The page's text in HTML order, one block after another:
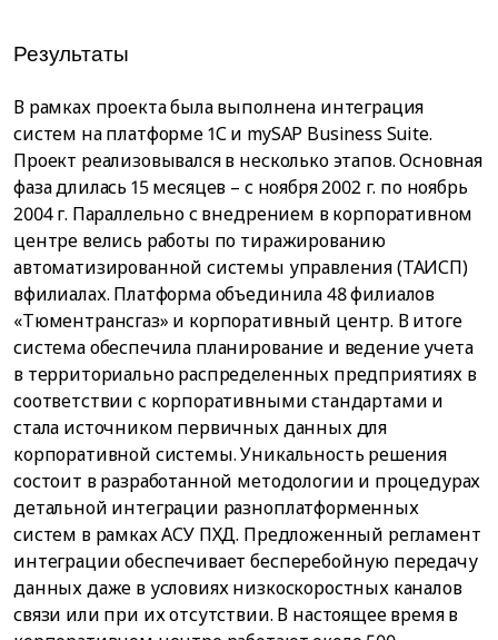
Результаты
В рамках проекта была выполнена интеграция
систем на платформе 1С и mySAP Business Suite.
Проект реализовывался в несколько этапов. Основная
фаза длилась 15 месяцев – с ноября 2002 г. по ноябрь
2004 г. Параллельно с внедрением в корпоративном
центре велись работы по тиражированию
автоматизированной системы управления (ТАИСП)
вфилиалах. Платформа объединила 48 филиалов
«Тюментрансгаз» и корпоративный центр. В итоге
система обеспечила планирование и ведение учета
в территориально распределенных предприятиях в
соответствии с корпоративными стандартами и
стала источником первичных данных для
корпоративной системы. Уникальность решения
состоит в разработанной методологии и процедурах
детальной интеграции разноплатформенных
систем в рамках АСУ ПХД. Предложенный регламент
интеграции обеспечивает бесперебойную передачу
данных даже в условиях низкоскоростных каналов
связи или при их отсутствии. В настоящее время в